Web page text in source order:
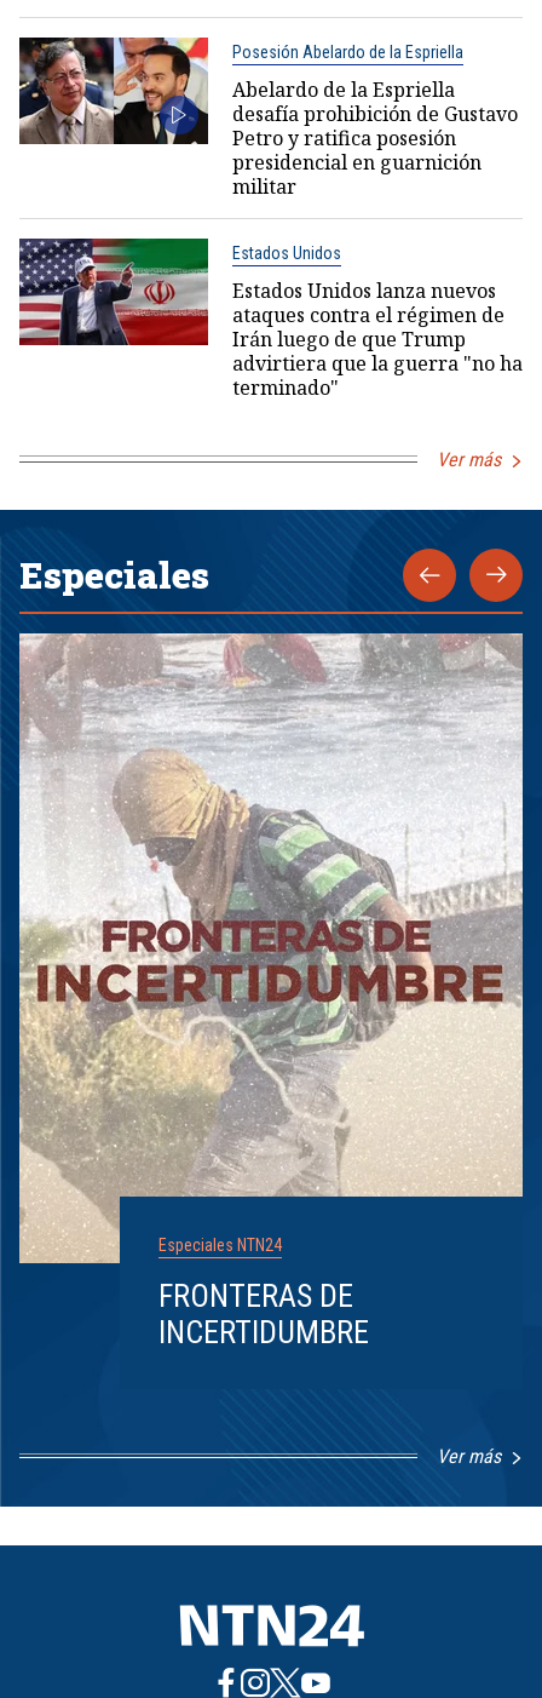
Posesión Abelardo de la Espriella
Abelardo de la Espriella
desafía prohibición de Gustavo
Petro y ratifica posesión
presidencial en guarnición
militar
Estados Unidos
Estados Unidos lanza nuevos
ataques contra el régimen de
Irán luego de que Trump
advirtiera que la guerra "no ha
terminado"
Ver más
Especiales
Especiales NTN24
FRONTERAS DE
INCERTIDUMBRE
Ver más
8